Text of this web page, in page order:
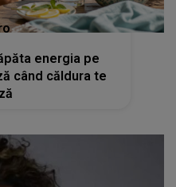
energia pe
când căldura te